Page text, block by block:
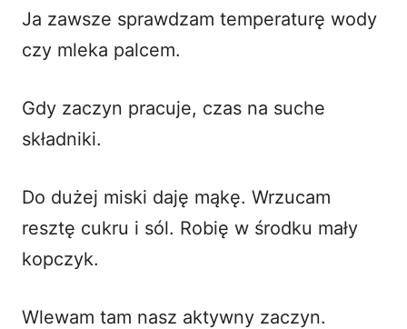
Ja zawsze sprawdzam temperaturę wody
czy mleka palcem.
Gdy zaczyn pracuje, czas na suche
składniki.
Do dużej miski daję mąkę. Wrzucam
resztę cukru i sól. Robię w środku mały
kopczyk.
Wlewam tam nasz aktywny zaczyn.